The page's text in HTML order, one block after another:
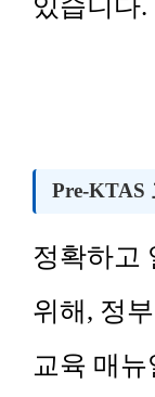
Pre-KTAS
정확하고
위해, 정
교육 매